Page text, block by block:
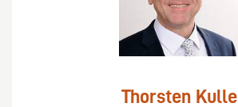
Thorsten Kulle